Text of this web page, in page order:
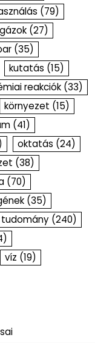
(79)
gázok (27)
(35)
kutatás (15)
reakciók (33)
környezet (15)
(41)
oktatás (24)
(38)
(70)
(35)
tudomány (240)
víz (19)